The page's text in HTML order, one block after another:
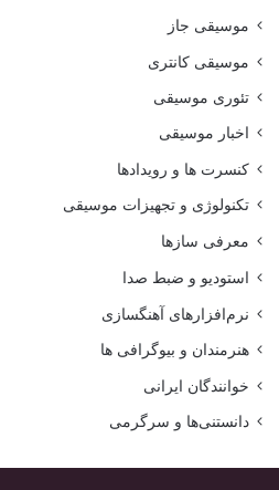
موسیقی جاز
موسیقی کانتری
تئوری موسیقی
اخبار موسیقی
کنسرت ها و رویدادها
تکنولوژی و تجهیزات موسیقی
معرفی سازها
استودیو و ضبط صدا
نرم‌افزارهای آهنگسازی
هنرمندان و بیوگرافی ها
خوانندگان ایرانی
دانستنی‌ها و سرگرمی